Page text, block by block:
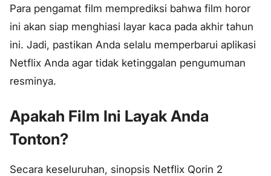
Para pengamat film memprediksi bahwa film horor
ini akan siap menghiasi layar kaca pada akhir tahun
ini. Jadi, pastikan Anda selalu memperbarui aplikasi
Netflix Anda agar tidak ketinggalan pengumuman
resminya.
Apakah Film Ini Layak Anda
Tonton?
Secara keseluruhan, sinopsis Netflix Qorin 2